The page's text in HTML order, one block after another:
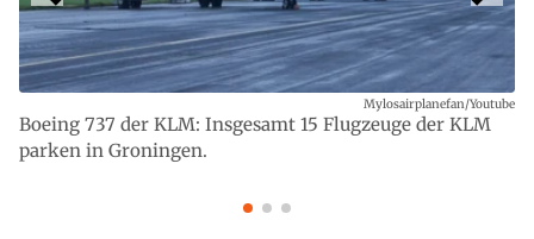
Boeing 737 der KLM: Insgesamt 15 Flugzeuge der KLM
parken in Groningen.
Mylosairplanefan/Youtube